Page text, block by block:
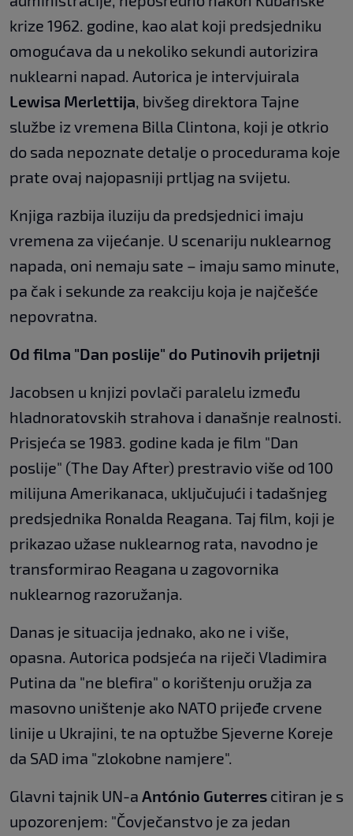
krize 1962. godine, kao alat koji predsjedniku
omogućava da u nekoliko sekundi autorizira
nuklearni napad. Autorica je intervjuirala
Lewisa Merlettija, bivšeg direktora Tajne
službe iz vremena Billa Clintona, koji je otkrio
do sada nepoznate detalje o procedurama koje
prate ovaj najopasniji prtljag na svijetu.
Knjiga razbija iluziju da predsjednici imaju
vremena za vijećanje. U scenariju nuklearnog
napada, oni nemaju sate – imaju samo minute,
pa čak i sekunde za reakciju koja je najčešće
nepovratna.
Od filma "Dan poslije" do Putinovih prijetnji
Jacobsen u knjizi povlači paralelu između
hladnoratovskih strahova i današnje realnosti.
Prisjeća se 1983. godine kada je film "Dan
poslije" (The Day After) prestravio više od 100
milijuna Amerikanaca, uključujući i tadašnjeg
predsjednika Ronalda Reagana. Taj film, koji je
prikazao užase nuklearnog rata, navodno je
transformirao Reagana u zagovornika
nuklearnog razoružanja.
Danas je situacija jednako, ako ne i više,
opasna. Autorica podsjeća na riječi Vladimira
Putina da "ne blefira" o korištenju oružja za
masovno uništenje ako NATO prijeđe crvene
linije u Ukrajini, te na optužbe Sjeverne Koreje
da SAD ima "zlokobne namjere".
Glavni tajnik UN-a António Guterres citiran je s
upozorenjem: "Čovječanstvo je za jedan